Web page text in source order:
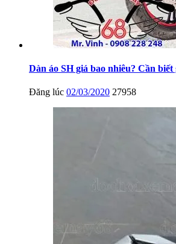
Dàn áo SH giá bao nhiêu? Cần
Đăng lúc 02/03/2020 27958